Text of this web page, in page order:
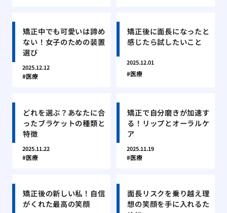
矯正中でも可愛いは諦め
ない！女子のための装置
選び
2025.12.12
医療
矯正後に面長になったと
感じたら試したいこと
2025.12.01
医療
どれを選ぶ？あなたに合
ったブラケットの種類と
特徴
2025.11.22
医療
矯正で自分磨きが加速す
る！リップとオーラルケ
ア
2025.11.19
医療
矯正後の新しい私！自信
がくれた最高の笑顔
面長リスクを乗り越え理
想の笑顔を手に入れるた